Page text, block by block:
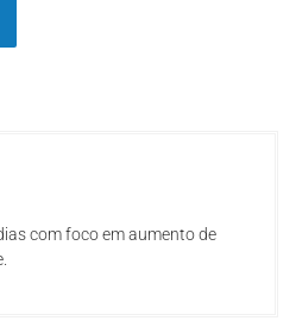
com foco em aumento de